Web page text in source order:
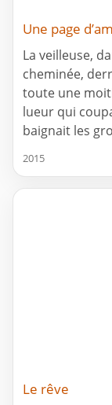
Une page
La veilleuse,
cheminée,
toute une
lueur qui
baignait les
2015
Le rêve